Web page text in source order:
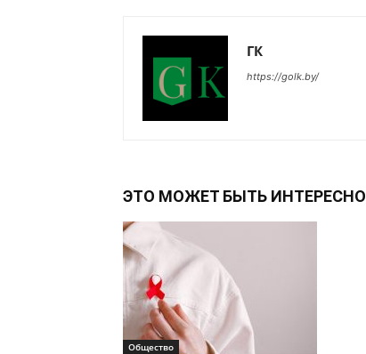
ГК
https://golk.by/
ЭТО МОЖЕТ БЫТЬ ИНТЕРЕСНО
Общество